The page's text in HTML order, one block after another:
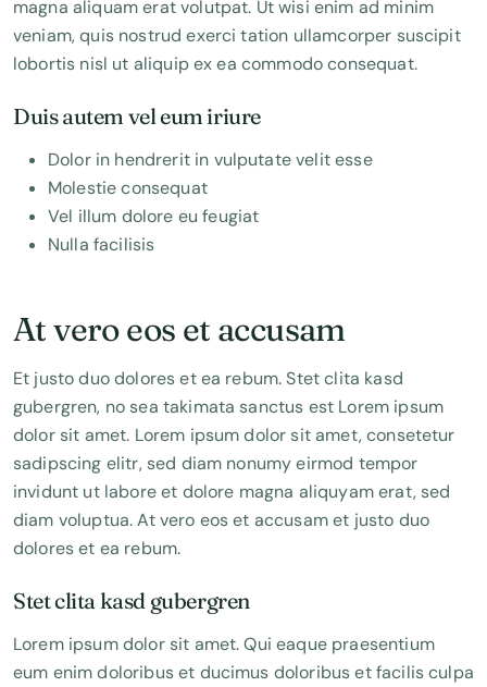
magna aliquam erat volutpat. Ut wisi enim ad minim
veniam, quis nostrud exerci tation ullamcorper suscipit
lobortis nisl ut aliquip ex ea commodo consequat.
Duis autem vel eum iriure
Dolor in hendrerit in vulputate velit esse
Molestie consequat
Vel illum dolore eu feugiat
Nulla facilisis
At vero eos et accusam
Et justo duo dolores et ea rebum. Stet clita kasd
gubergren, no sea takimata sanctus est Lorem ipsum
dolor sit amet. Lorem ipsum dolor sit amet, consetetur
sadipscing elitr, sed diam nonumy eirmod tempor
invidunt ut labore et dolore magna aliquyam erat, sed
diam voluptua. At vero eos et accusam et justo duo
dolores et ea rebum.
Stet clita kasd gubergren
Lorem ipsum dolor sit amet. Qui eaque praesentium
eum enim doloribus et ducimus doloribus et facilis culpa